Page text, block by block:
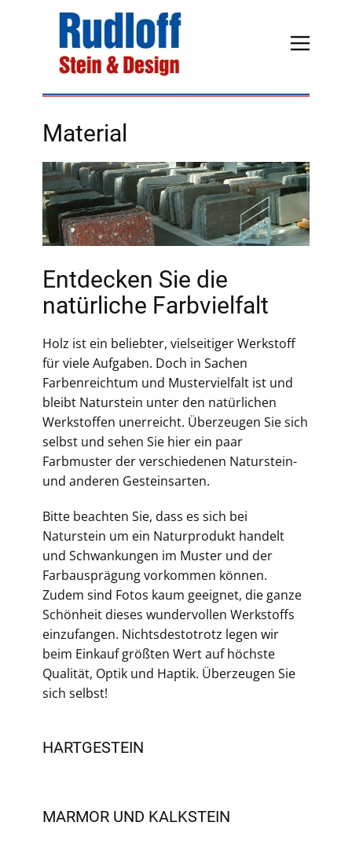
Material
Entdecken Sie die
natürliche Farbvielfalt
Holz ist ein beliebter, vielseitiger Werkstoff
für viele Aufgaben. Doch in Sachen
Farbenreichtum und Mustervielfalt ist und
bleibt Naturstein unter den natürlichen
Werkstoffen unerreicht. Überzeugen Sie sich
selbst und sehen Sie hier ein paar
Farbmuster der verschiedenen Naturstein-
und anderen Gesteinsarten.
Bitte beachten Sie, dass es sich bei
Naturstein um ein Naturprodukt handelt
und Schwankungen im Muster und der
Farbausprägung vorkommen können.
Zudem sind Fotos kaum geeignet, die ganze
Schönheit dieses wundervollen Werkstoffs
einzufangen. Nichtsdestotrotz legen wir
beim Einkauf größten Wert auf höchste
Qualität, Optik und Haptik. Überzeugen Sie
sich selbst!
HARTGESTEIN
MARMOR UND KALKSTEIN